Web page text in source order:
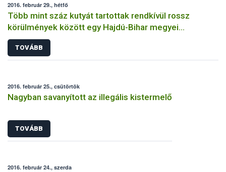
2016. február 29., hétfő
Több mint száz kutyát tartottak rendkívül rossz
körülmények között egy Hajdú-Bihar megyei
tenyészetben
TOVÁBB
2016. február 25., csütörtök
Nagyban savanyított az illegális kistermelő
TOVÁBB
2016. február 24., szerda